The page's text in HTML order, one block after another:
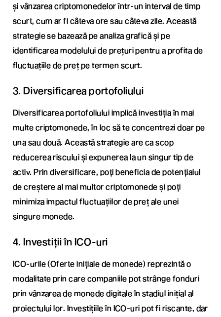
și vânzarea criptomonedelor într-un interval de timp
scurt, cum ar fi câteva ore sau câteva zile. Această
strategie se bazează pe analiza grafică și pe
identificarea modelului de prețuri pentru a profita de
fluctuațiile de preț pe termen scurt.
3. Diversificarea portofoliului
Diversificarea portofoliului implică investiția în mai
multe criptomonede, în loc să te concentrezi doar pe
una sau două. Această strategie are ca scop
reducerea riscului și expunerea la un singur tip de
activ. Prin diversificare, poți beneficia de potențialul
de creștere al mai multor criptomonede și poți
minimiza impactul fluctuațiilor de preț ale unei
singure monede.
4. Investiții în ICO-uri
ICO-urile (Oferte inițiale de monede) reprezintă o
modalitate prin care companiile pot strânge fonduri
prin vânzarea de monede digitale în stadiul inițial al
proiectului lor. Investițiile în ICO-uri pot fi riscante, dar